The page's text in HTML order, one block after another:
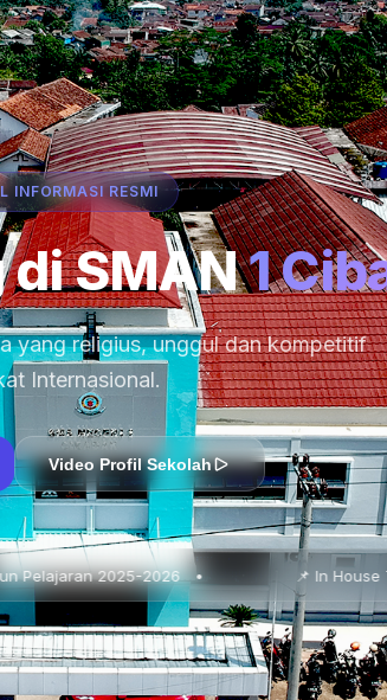
INFORMASI RESMI
di SMAN1
yang religius, unggul dan kompetitif
Internasional.
Video Profil Sekolah
• 📌 In House Training :